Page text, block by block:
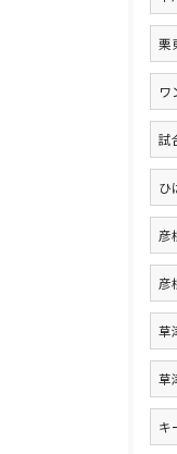
栗
ワ
試
ひ
彦
彦
草
草
キ